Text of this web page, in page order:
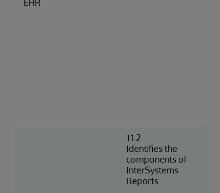
EHR
T1.2
Identifies the
components of
InterSystems
Reports